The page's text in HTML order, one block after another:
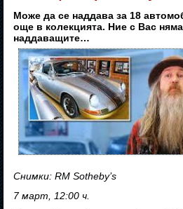
Може да се наддава за 18
още в колекцията. Ние с Вас
наддаващите…
Снимки: RM Sotheby’s
7 март, 12:00 ч.